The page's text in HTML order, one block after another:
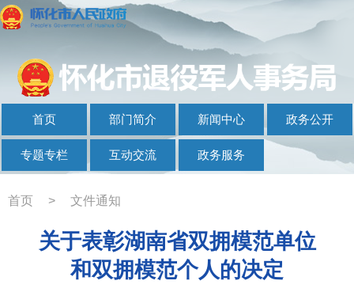
首页 部门简介 新闻中心 政务公开
专题专栏 互动交流 政务服务
首页 > 文件通知
关于表彰湖南省双拥模范单位
和双拥模范个人的决定